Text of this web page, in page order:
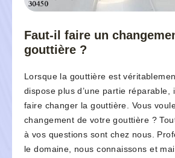
Faut-il faire un
gouttière ?
Lorsque la gouttière est
dispose plus d’une partie réparable,
faire changer la gouttière. Vous
changement de votre gouttière ?
à vos questions sont chez nous.
le domaine, nous connaissons et